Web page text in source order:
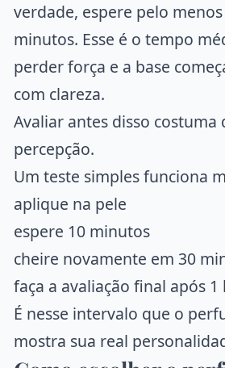
verdade, espere pelo menos
minutos. Esse é o tempo
perder força e a base
com clareza.
Avaliar antes disso costuma
percepção.
Um teste simples funciona
aplique na pele
espere 10 minutos
cheire novamente em 30
faça a avaliação final após 1
É nesse intervalo que o
mostra sua real